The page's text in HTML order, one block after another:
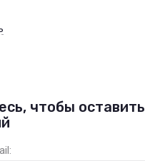
чтобы оставить